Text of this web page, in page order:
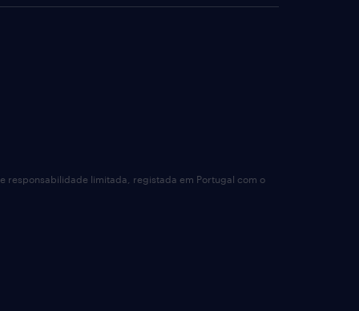
responsabilidade limitada, registada em Portugal com o